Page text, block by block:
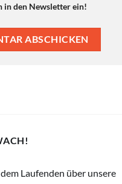
in den Newsletter ein!
Laufenden über unsere